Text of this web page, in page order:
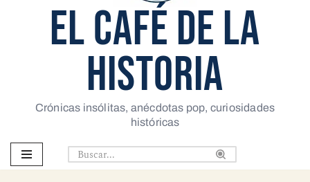
EL CAFÉ DE LA
HISTORIA
Crónicas insólitas, anécdotas pop, curiosidades
históricas